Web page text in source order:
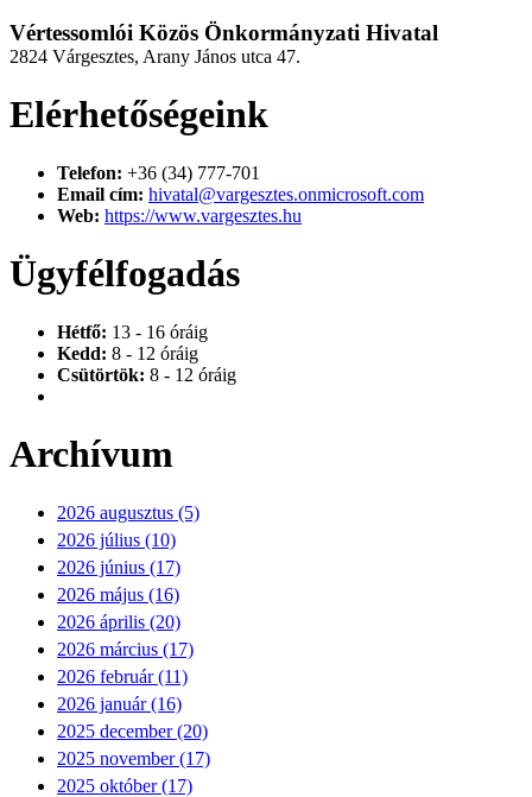
Vértessomlói Közös Önkormányzati Hivatal
2824 Várgesztes, Arany János utca 47.
Elérhetőségeink
Telefon: +36 (34) 777-701
Email cím: hivatal@vargesztes.onmicrosoft.com
Web: https://www.vargesztes.hu
Ügyfélfogadás
Hétfő: 13 - 16 óráig
Kedd: 8 - 12 óráig
Csütörtök: 8 - 12 óráig
Archívum
2026 augusztus (5)
2026 július (10)
2026 június (17)
2026 május (16)
2026 április (20)
2026 március (17)
2026 február (11)
2026 január (16)
2025 december (20)
2025 november (17)
2025 október (17)